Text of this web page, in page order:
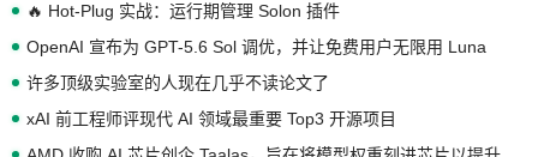
🔥 Hot-Plug 实战：运行期管理 Solon 插件
OpenAI 宣布为 GPT-5.6 Sol 调优，并让免费用户无限用 Luna
许多顶级实验室的人现在几乎不读论文了
xAI 前工程师评现代 AI 领域最重要 Top3 开源项目